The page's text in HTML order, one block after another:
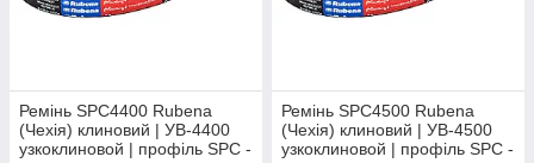
Ремінь SPC4400 Rubena
(Чехія) клиновий | УВ-4400
узкоклиновой | профіль SPC -
Ремінь SPC4500 Rubena
(Чехія) клиновий | УВ-4500
узкоклиновой | профіль SPC -